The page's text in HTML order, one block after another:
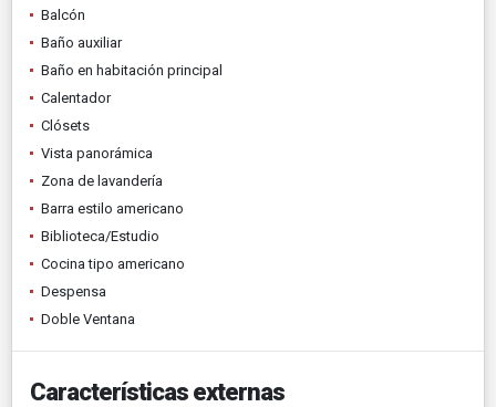
Balcón
Baño auxiliar
Baño en habitación principal
Calentador
Clósets
Vista panorámica
Zona de lavandería
Barra estilo americano
Biblioteca/Estudio
Cocina tipo americano
Despensa
Doble Ventana
Características externas